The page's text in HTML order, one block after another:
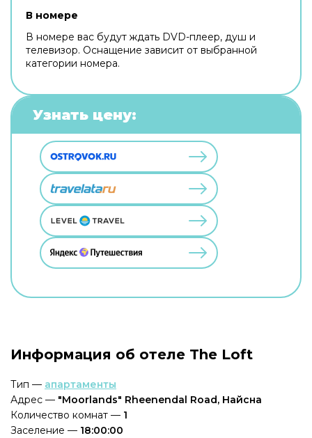
В номере
В номере вас будут ждать DVD-плеер, душ и
телевизор. Оснащение зависит от выбранной
категории номера.
Узнать цену:
Информация об отеле The Loft
Тип — апартаменты
Адрес — "Moorlands" Rheenendal Road, Найсна
Количество комнат — 1
Заселение — 18:00:00